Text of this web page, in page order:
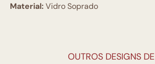
Material:Vidro Soprado
OUTROS DESIGNS DE